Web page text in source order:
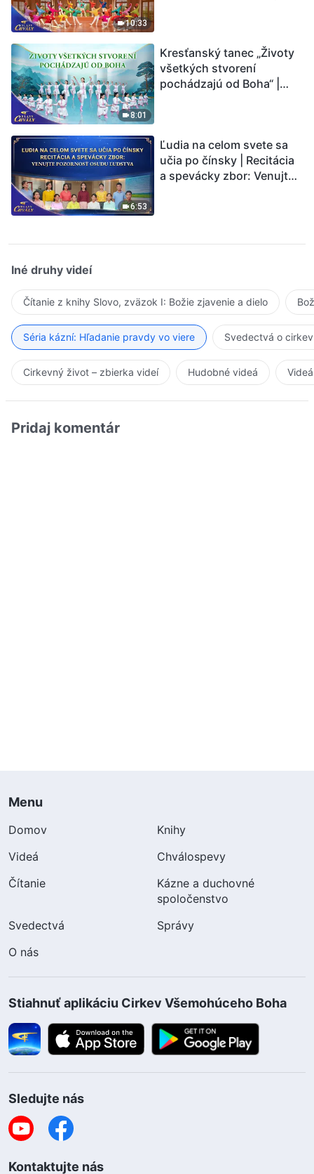
10:33
8:01
Kresťanský tanec „Životy
všetkých stvorení
pochádzajú od Boha“ |
6:53
Ľudia na celom svete sa
učia po čínsky | Recitácia
a spevácky zbor: Venujte
Iné druhy videí
Čítanie z knihy Slovo, zväzok I: Božie zjavenie a dielo
Séria kázní: Hľadanie pravdy vo viere Svedectvá o
Cirkevný život – zbierka videí Hudobné videá
Pridaj komentár
Menu
Domov
Knihy
Videá
Chválospevy
Čítanie
Kázne a duchovné
spoločenstvo
Svedectvá
Správy
O nás
Stiahnuť aplikáciu Cirkev Všemohúceho Boha
Sledujte nás
Kontaktujte nás